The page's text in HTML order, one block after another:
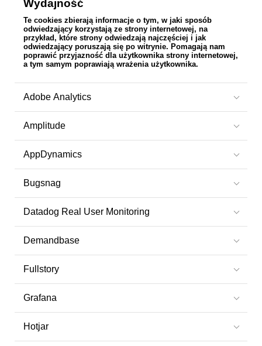
Wydajność
Te cookies zbierają informacje o tym, w jaki sposób
odwiedzający korzystają ze strony internetowej, na
przykład, które strony odwiedzają najczęściej i jak
odwiedzający poruszają się po witrynie. Pomagają nam
poprawić przyjazność dla użytkownika strony internetowej,
a tym samym poprawiają wrażenia użytkownika.
Adobe Analytics
Amplitude
AppDynamics
Bugsnag
Datadog Real User Monitoring
Demandbase
Fullstory
Grafana
Hotjar